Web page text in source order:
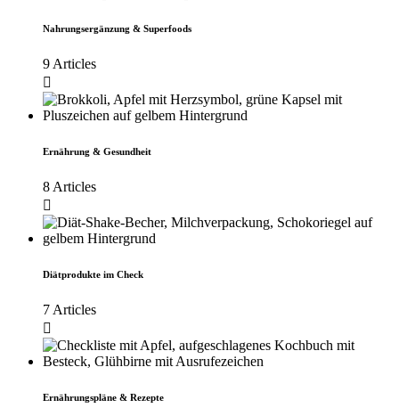
Nahrungsergänzung & Superfoods
9 Articles
Ernährung & Gesundheit
8 Articles
Diätprodukte im Check
7 Articles
Ernährungspläne & Rezepte